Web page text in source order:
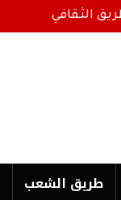
الثقافي
طریق الشعب